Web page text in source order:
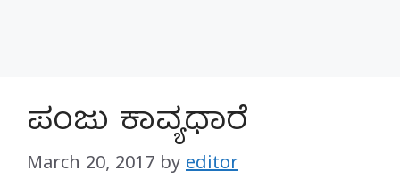
ಪಂಜು ಕಾವ್ಯಧಾರೆ
March 20, 2017 by editor